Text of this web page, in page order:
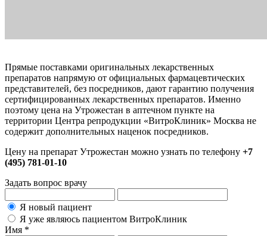
Прямые поставками оригинальных лекарственных
препаратов напрямую от официальных фармацевтических
представителей, без посредников, дают гарантию получения
сертифицированных лекарственных препаратов. Именно
поэтому цена на Утрожестан в аптечном пункте на
территории Центра репродукции «ВитроКлиник» Москва не
содержит дополнительных наценок посредников.
Цену на препарат Утрожестан можно узнать по телефону +7
(495) 781-01-10
Задать вопрос врачу
Я новый пациент
Я уже являюсь пациентом ВитроКлиник
Имя *